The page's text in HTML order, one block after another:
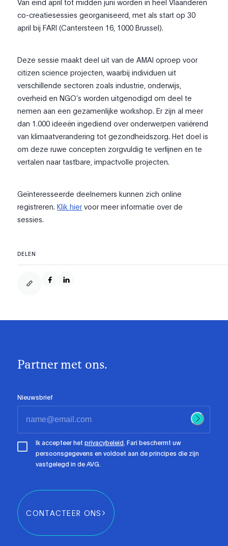
Van eind april tot midden juni worden in heel Vlaanderen
co-creatiesessies georganiseerd, met als start op 30
april bij FARI (Cantersteen 16, 1000 Brussel).
Deze sessie maakt deel uit van de AMAI oproep voor
citizen science projecten, waarbij individuen uit
verschillende sectoren zoals industrie, onderwijs,
overheid en NGO’s worden uitgenodigd om deel te
nemen aan een gezamenlijke workshop. Er zijn al meer
dan 1.000 ideeën ingediend over onderwerpen variërend
van klimaatverandering tot gezondheidszorg. Het doel is
om deze ruwe concepten zorgvuldig te verfijnen en te
vertalen naar tastbare, impactvolle projecten.
Geïnteresseerde deelnemers kunnen zich online
registreren.Klik hier voor meer informatie over de
sessies.
DELEN
Partner met ons.
Nieuwsbrief
Ik accepteer hetprivacybeleid. Fari beschermt uw
persoonsgegevens en voldoet aan de principes die zijn
vastgelegd in de AVG.
CONTACTEER ONS